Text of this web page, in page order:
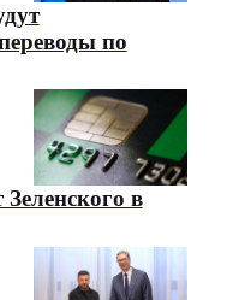
по
в